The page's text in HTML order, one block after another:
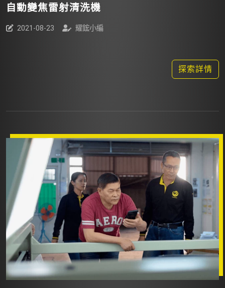
自動變焦雷射清洗機
2021-08-23 耀鋐小編
探索詳情